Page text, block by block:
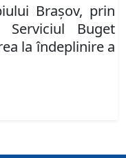
Braşov, prin
Serviciul Buget
la îndeplinire a